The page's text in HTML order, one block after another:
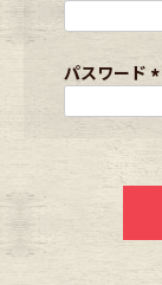
年代から探す
パスワード